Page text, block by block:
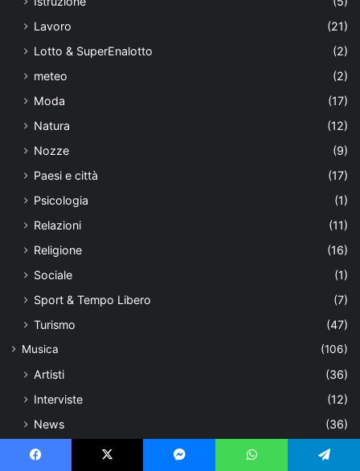
Lavoro
(21)
Lotto & SuperEnalotto
(2)
meteo
(2)
Moda
(17)
Natura
(12)
Nozze
(9)
Paesi e città
(17)
Psicologia
(1)
Relazioni
(11)
Religione
(16)
Sociale
(1)
Sport & Tempo Libero
(7)
Turismo
(47)
Musica (106)
Artisti
(36)
Interviste
(12)
News
(36)
Recensioni